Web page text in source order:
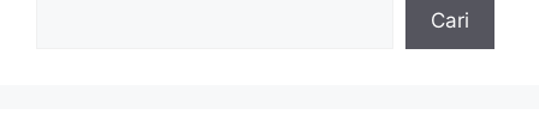
Cari